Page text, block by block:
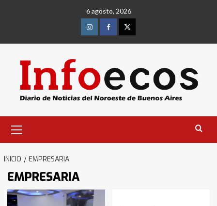
6 agosto, 2026
InstagramFacebookTwitter
primario
INICIO EMPRESARIA
EMPRESARIA